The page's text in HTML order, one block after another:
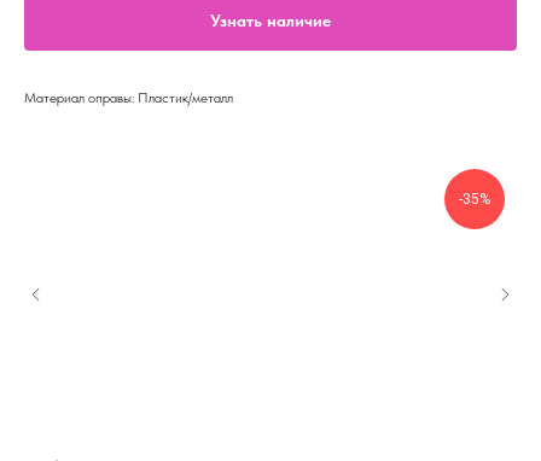
Узнать наличие
Материал оправы: Пластик/металл
-35%